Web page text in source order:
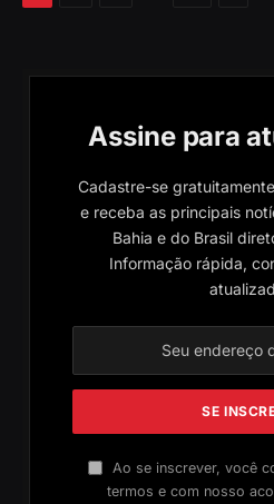
Assine para
Cadastre-se
e receba as principais
Bahia e do Brasil
Informação rápida,
Ao se inscrever, você
termos e com nosso